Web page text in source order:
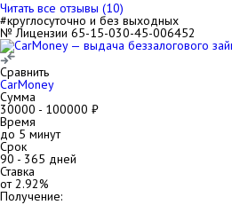
Читать все отзывы (10)
#круглосуточно и без выходных
№ Лицензии 65-15-030-45-006452
Сравнить
CarMoney
Сумма
30000 - 100000 ₽
Время
до 5 минут
Срок
90 - 365 дней
Ставка
от2.92%
Получение: